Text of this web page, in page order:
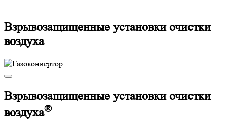
Взрывозащищенные установки очистки
воздуха
Взрывозащищенные установки очистки
воздуха®